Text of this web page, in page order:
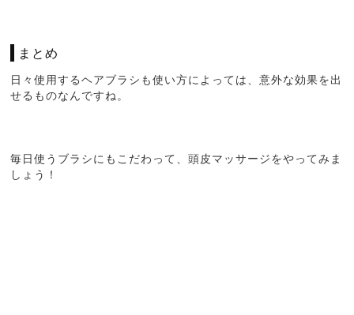
まとめ
日々使用するヘアブラシも使い方によっては、意外な効果を出
せるものなんですね。
毎日使うブラシにもこだわって、頭皮マッサージをやってみま
しょう！